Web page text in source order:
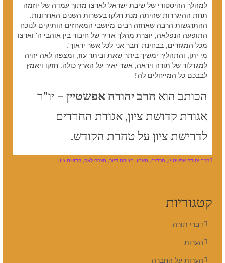
למהלך ההיסטורי של שיבת ישראל לארצו מתוך עמדה של יוזמה
תחת ההיגררות שהיתה מנת חלקו בעשרות השנים האחרונות.
ההתרגשות הרבה שאחזה רבים מיושבי המאחזים הותיקים לנוכח
התופעה הנפלאה, יוצרת מהלך אדיר של חיבור בין אוהבי ה' וארצו
מכל המגזרים, בבחינת 'חבר אני לכל אשר יראוך'.
מי יתן, והתהליך ימשיך ביתר שאת וביתר עוז, ומצפה לאה יהיה
למגדלור של תורה ויראה, אשר יאיר על הארץ כולה. חזקו ויאמץ
לבבכם כל המייחלים לה'!
הכותב הוא הרב יהודה אפשטיין – יו"ר
אגודת קדושת ציון, אגודת החרדים
לדרישת ציון על טהרת הקודש.
הרב יהודה אפשטיין חרדים מאחז מצוקת דיור מצפה לאה קדושת ציון
קטגוריות
דברי תורה
הערות
הערות על החברה